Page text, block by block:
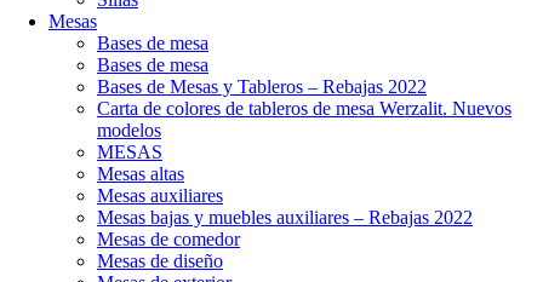
Mesas
Bases de mesa
Bases de mesa
Bases de Mesas y Tableros – Rebajas 2022
Carta de colores de tableros de mesa Werzalit. Nuevos
modelos
MESAS
Mesas altas
Mesas auxiliares
Mesas bajas y muebles auxiliares – Rebajas 2022
Mesas de comedor
Mesas de diseño